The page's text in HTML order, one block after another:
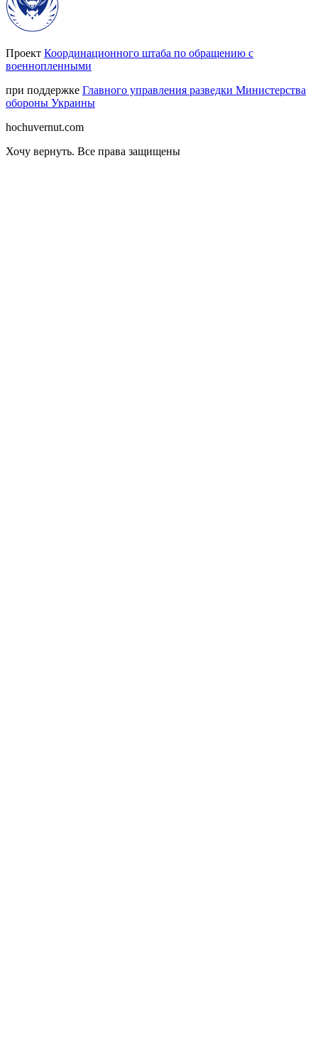
Проект Координационного штаба по обращению с
военнопленными
при поддержке Главного управления разведки Министерства
обороны Украины
hochuvernut.com
Хочу вернуть. Все права защищены